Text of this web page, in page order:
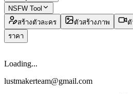
NSFW Tool
สร้างตัวละคร
ตัวสร้างภาพ
ตั
ราคา
Loading...
lustmakerteam@gmail.com